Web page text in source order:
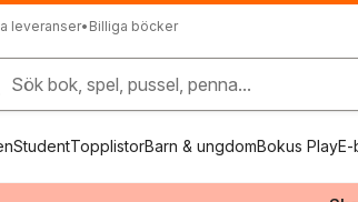
leveranser• Billiga böcker
Sök bok, spel, pussel, penna...
StudentTopplistorBarn & ungdomBokus Play